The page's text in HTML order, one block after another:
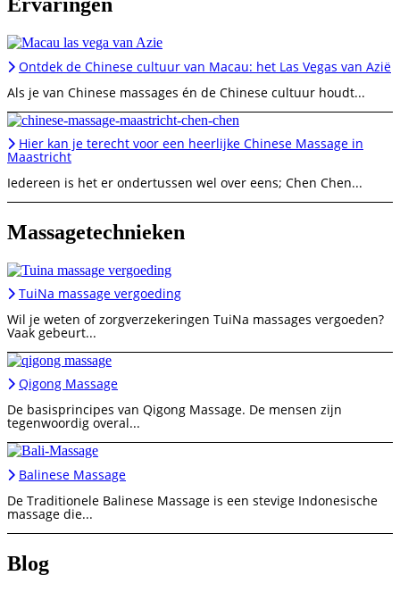
Ervaringen
Ontdek de Chinese cultuur van Macau: het Las Vegas van Azië
Als je van Chinese massages én de Chinese cultuur houdt...
Hier kan je terecht voor een heerlijke Chinese Massage in
Maastricht
Iedereen is het er ondertussen wel over eens; Chen Chen...
Massagetechnieken
TuiNa massage vergoeding
Wil je weten of zorgverzekeringen TuiNa massages vergoeden?
Vaak gebeurt...
Qigong Massage
De basisprincipes van Qigong Massage. De mensen zijn
tegenwoordig overal...
Balinese Massage
De Traditionele Balinese Massage is een stevige Indonesische
massage die...
Blog